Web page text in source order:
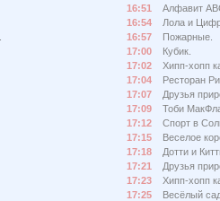
16:51
Алфавит
16:54
Лола и
16:57
Пожарные.
17:00
Кубик.
17:02
Хипп-хопп
17:04
Ресторан
17:07
Друзья
17:09
Тоби
17:12
Спорт в
17:15
Веселое
17:18
Дотти и
17:21
Друзья
17:23
Хипп-хопп
17:25
Весёлый